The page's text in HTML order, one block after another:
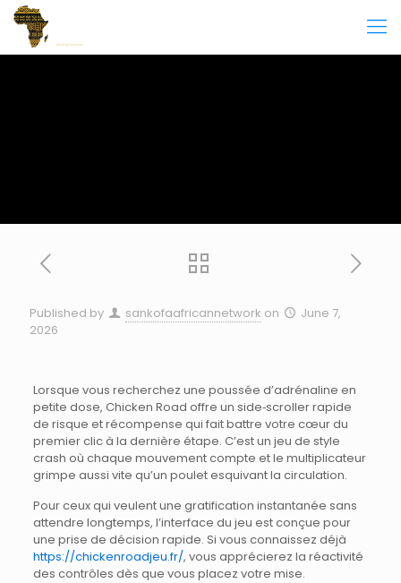
Published by sankofaafricannetwork on
June 7,
2026
Lorsque vous recherchez une poussée d’adrénaline en
petite dose, Chicken Road offre un side‑scroller rapide
de risque et récompense qui fait battre votre cœur du
premier clic à la dernière étape. C’est un jeu de style
crash où chaque mouvement compte et le multiplicateur
grimpe aussi vite qu’un poulet esquivant la circulation.
Pour ceux qui veulent une gratification instantanée sans
attendre longtemps, l’interface du jeu est conçue pour
une prise de décision rapide. Si vous connaissez déjà
https://chickenroadjeu.fr/, vous apprécierez la réactivité
des contrôles dès que vous placez votre mise.